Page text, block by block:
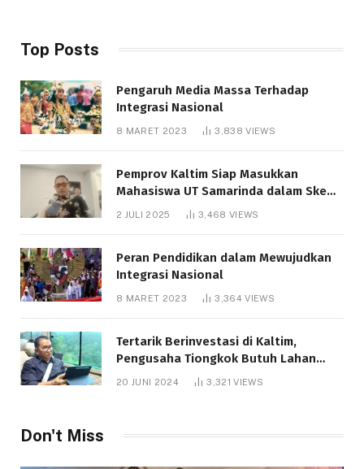
Top Posts
Pengaruh Media Massa Terhadap
Integrasi Nasional
8 MARET 2023 3,838VIEWS
Pemprov Kaltim Siap Masukkan
Mahasiswa UT Samarinda dalam Skema
Bantuan Pendidikan Gratispol
2 JULI 2025 3,468 VIEWS
Peran Pendidikan dalam Mewujudkan
Integrasi Nasional
8 MARET 2023 3,364VIEWS
Tertarik Berinvestasi di Kaltim,
Pengusaha Tiongkok Butuh Lahan
1.000 Hektare
20 JUNI 2024 3,321VIEWS
Don't Miss